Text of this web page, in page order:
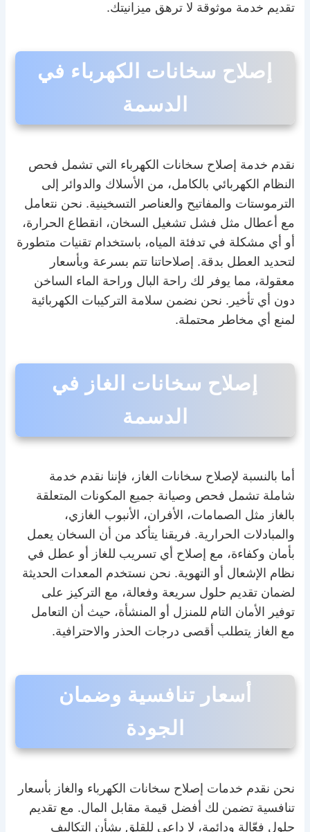
تقديم خدمة موثوقة لا ترهق ميزانيتك.
إصلاح سخانات الكهرباء في
الدسمة
نقدم خدمة إصلاح سخانات الكهرباء التي تشمل فحص
النظام الكهربائي بالكامل، من الأسلاك والدوائر إلى
الترموستات والمفاتيح والعناصر التسخينية. نحن نتعامل
مع أعطال مثل فشل تشغيل السخان، انقطاع الحرارة،
أو أي مشكلة في تدفئة المياه، باستخدام تقنيات متطورة
لتحديد العطل بدقة. إصلاحاتنا تتم بسرعة وبأسعار
معقولة، مما يوفر لك راحة البال وراحة الماء الساخن
دون أي تأخير. نحن نضمن سلامة التركيبات الكهربائية
لمنع أي مخاطر محتملة.
إصلاح سخانات الغاز في
الدسمة
أما بالنسبة لإصلاح سخانات الغاز، فإننا نقدم خدمة
شاملة تشمل فحص وصيانة جميع المكونات المتعلقة
بالغاز مثل الصمامات، الأفران، الأنبوب الغازي،
والمبادلات الحرارية. فريقنا يتأكد من أن السخان يعمل
بأمان وكفاءة، مع إصلاح أي تسريب للغاز أو عطل في
نظام الإشعال أو التهوية. نحن نستخدم المعدات الحديثة
لضمان تقديم حلول سريعة وفعالة، مع التركيز على
توفير الأمان التام للمنزل أو المنشأة، حيث أن التعامل
مع الغاز يتطلب أقصى درجات الحذر والاحترافية.
أسعار تنافسية وضمان
الجودة
نحن نقدم خدمات إصلاح سخانات الكهرباء والغاز بأسعار
تنافسية تضمن لك أفضل قيمة مقابل المال. مع تقديم
حلول فعّالة ودائمة، لا داعي للقلق بشأن التكاليف